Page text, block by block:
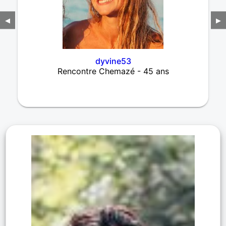
◀
dyvine53
Rencontre Chemazé - 45 ans
▶